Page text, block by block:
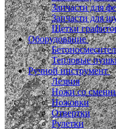
Запчасти для
Запчасти для
Щетки
Оборудование
Тепловые
Ручной инструмент
Лезвия
Ножи со
Ножовки
Отвертки
Рулетки